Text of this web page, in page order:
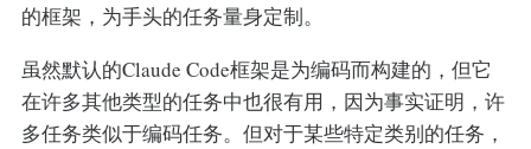
的框架，为手头的任务量身定制。
虽然默认的Claude Code框架是为编码而构建的，但它
在许多其他类型的任务中也很有用，因为事实证明，许
多任务类似于编码任务。但对于某些特定类别的任务，